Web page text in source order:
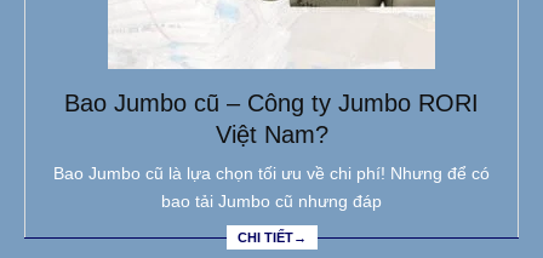
Bao Jumbo cũ – Công ty Jumbo RORI
Việt Nam?
Bao Jumbo cũ là lựa chọn tối ưu về chi phí! Nhưng để có
bao tải Jumbo cũ nhưng đáp
CHI TIẾT→